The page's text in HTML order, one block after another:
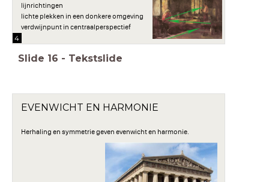
lijnrichtingen
lichte plekken in een donkere omgeving
verdwijnpunt in centraalperspectief
4
Slide 16 - Tekstslide
EVENWICHT EN HARMONIE
Herhaling en symmetrie geven evenwicht en harmonie.